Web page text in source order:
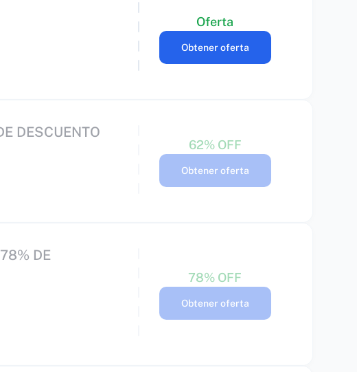
Oferta
Obtener oferta
DESCUENTO
62% OFF
Obtener oferta
DE
78% OFF
Obtener oferta